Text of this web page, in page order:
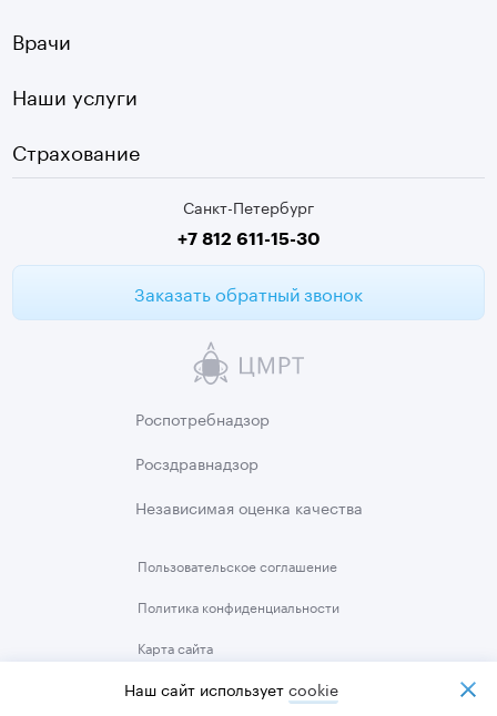
Девяткино
г. Колпино
Чек-ап
ЭКГ
Медицинские анализы
Санкт-Петербург
+7 812 611-15-30
Заказать обратный звонок
Врачи
Наши услуги
Страхование
Пользовательскоесоглашение
Политика конфиденциальности
Карта сайта
Роспотребнадзор
Росздравнадзор
Независимая оценка качества
© 2012-2026 сеть центров «ЦМРТ» Лицензия №78-01-003716
ИНН 7813516732 ОГРН 1117847449631
Наш сайт используетcookiе